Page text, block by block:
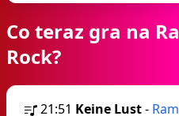
Co teraz gra na
Rock?
21:51 Keine Lust-